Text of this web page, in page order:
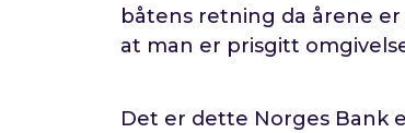
båtens retning da årene
at man er prisgitt
Det er dette Norges Bank